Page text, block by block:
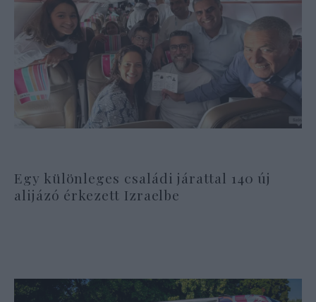
Egy különleges családi járattal 140 új
alijázó érkezett Izraelbe